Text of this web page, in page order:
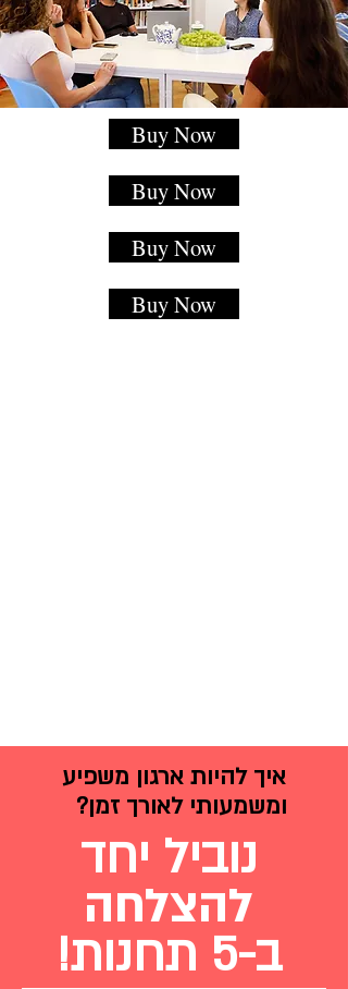
Buy Now
Buy Now
Buy Now
Buy Now
איך להיות ארגון משפיע
ומשמעותי לאורך זמן?
נוביל יחד
להצלחה
ב-5 תחנות!